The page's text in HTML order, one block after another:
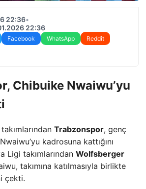
22:36•
22:36
Facebook WhatsApp
Reddit
Chibuike Nwaiwu’yu
Trabzonspor, genç
kadrosuna kattığını
Ligi takımlarından Wolfsberger
takımına katılmasıyla birlikte
çekti.